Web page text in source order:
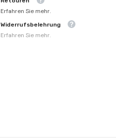
Erfahren Sie mehr.
Widerrufsbelehrung
Erfahren Sie mehr.